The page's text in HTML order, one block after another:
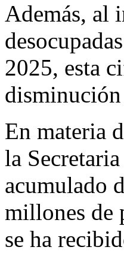
Además, al
2025, esta
disminución
En materia
la
acumulado
millones de
se ha